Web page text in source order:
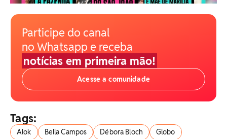
Participe do canal
no Whatsapp e receba
notícias em primeira mão!
Acesse a comunidade
Tags:
Alok Bella Campos Débora Bloch
Globo